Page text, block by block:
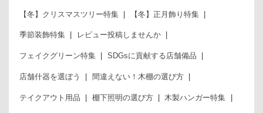
【冬】クリスマスツリー特集 【冬】正月飾り特集
季節装飾特集 レビュー投稿しませんか
フェイクグリーン特集 SDGsに貢献する店舗備品
店舗什器を選ぼう 間違えない！木棚の選び方
テイクアウト用品 棚下照明の選び方 木製ハンガー特集